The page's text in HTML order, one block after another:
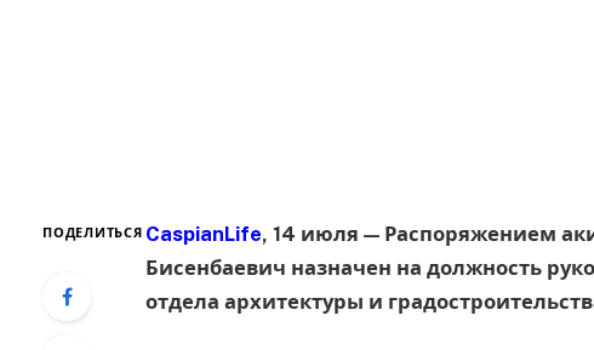
ПОДЕЛИТЬСЯ CaspianLife, 14 июля — Распоряжением
Бисенбаевич назначен на должность
отдела архитектуры и